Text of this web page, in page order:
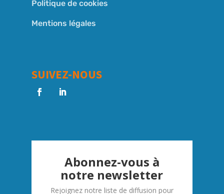
Politique de cookies
Mentions légales
SUIVEZ-NOUS
Abonnez-vous à
notre newsletter
Rejoignez notre liste de diffusion pour